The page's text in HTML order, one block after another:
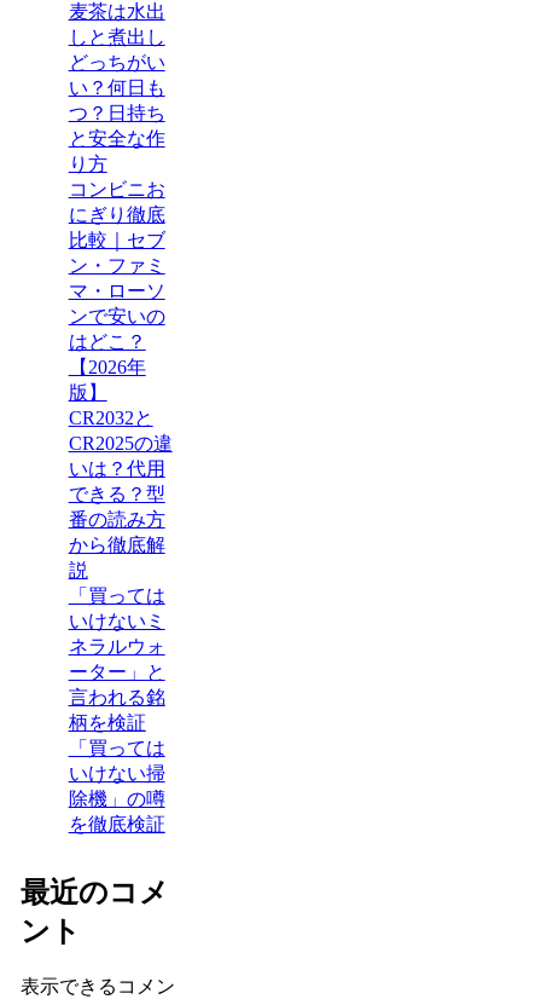
麦茶は水出
しと煮出し
どっちがい
い？何日も
つ？日持ち
と安全な作
り方
コンビニお
にぎり徹底
比較｜セブ
ン・ファミ
マ・ローソ
ンで安いの
はどこ？
【2026年
版】
CR2032と
CR2025の違
いは？代用
できる？型
番の読み方
から徹底解
説
「買っては
いけないミ
ネラルウォ
ーター」と
言われる銘
柄を検証
「買っては
いけない掃
除機」の噂
を徹底検証
最近のコメ
ント
表示できるコメン